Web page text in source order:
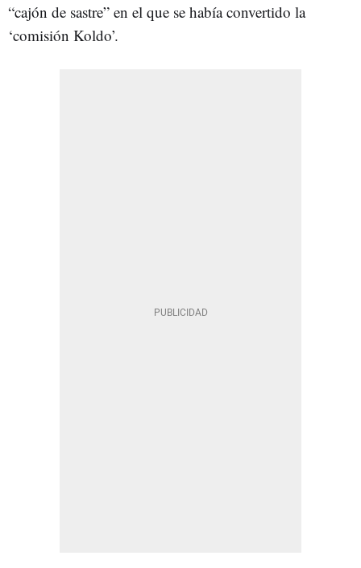
“cajón de sastre” en el que se había convertido la
‘comisión Koldo’.